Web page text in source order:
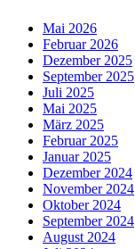
Mai 2026
Februar 2026
Dezember 2025
September 2025
Juli 2025
Mai 2025
März 2025
Februar 2025
Januar 2025
Dezember 2024
November 2024
Oktober 2024
September 2024
August 2024